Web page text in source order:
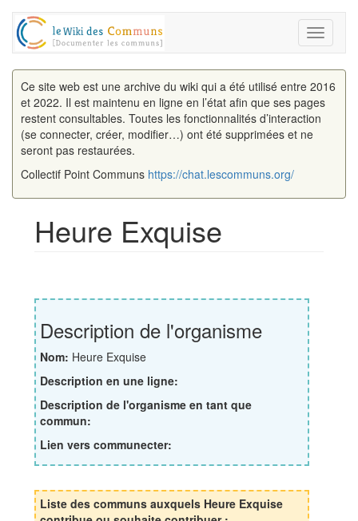
Toggle
Ce site web est une archive du wiki qui a été utilisé entre 2016
et 2022. Il est maintenu en ligne en l’état afin que ses pages
restent consultables. Toutes les fonctionnalités d’interaction
(se connecter, créer, modifier…) ont été supprimées et ne
seront pas restaurées.
Collectif Point Communs https://chat.lescommuns.org/
Heure Exquise
Description de l'organisme
Nom: Heure Exquise
Description en une ligne:
Description de l'organisme en tant que
commun:
Lien vers communecter:
Liste des communs auxquels Heure Exquise